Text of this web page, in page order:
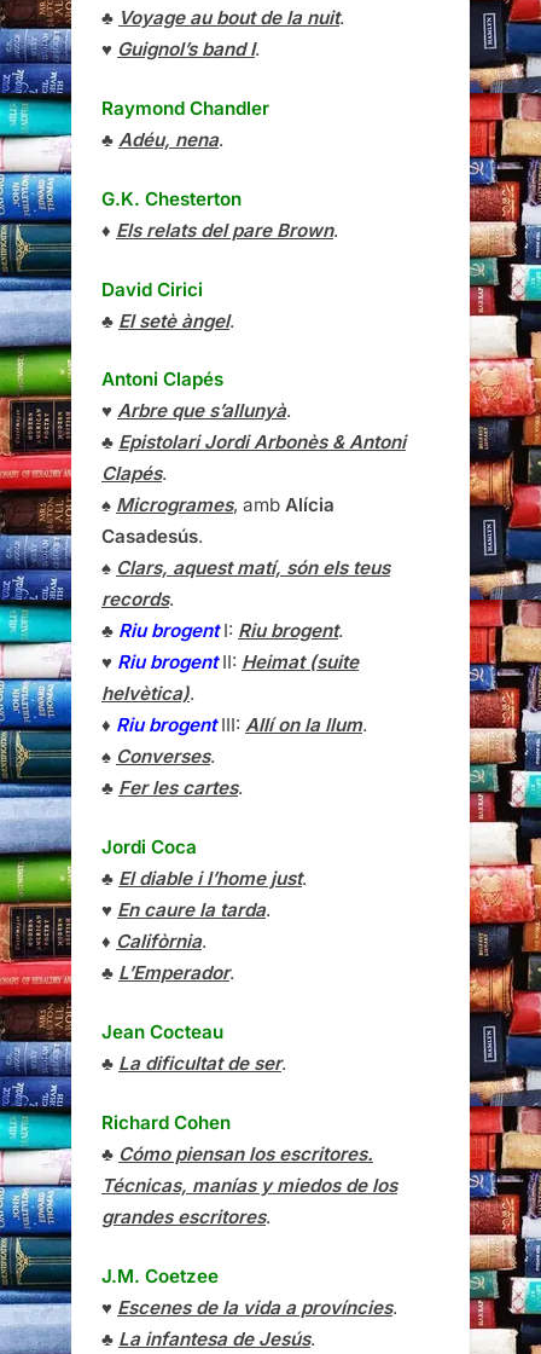
♣ Voyage au bout de la nuit.
♥ Guignol’s band I.
Raymond Chandler
♣ Adéu, nena.
G.K. Chesterton
♦ Els relats del pare Brown.
David Cirici
♣ El setè àngel.
Antoni Clapés
♥ Arbre que s’allunyà.
♣ Epistolari Jordi Arbonès & Antoni
Clapés.
♠ Microgrames, amb Alícia
Casadesús.
♠ Clars, aquest matí, són els teus
records.
♣ Riu brogentI: Riu brogent.
♥ Riu brogentII: Heimat (suite
helvètica).
♦ Riu brogentIII: Allí on la llum.
♠ Converses.
♣ Fer les cartes.
Jordi Coca
♣ El diable i l’home just.
♥ En caure la tarda.
♦ Califòrnia.
♣ L’Emperador.
Jean Cocteau
♣ La dificultat de ser.
Richard Cohen
♣ Cómo piensan los escritores.
Técnicas, manías y miedos de los
grandes escritores.
J.M. Coetzee
♥ Escenes de la vida a províncies.
♣ La infantesa de Jesús.